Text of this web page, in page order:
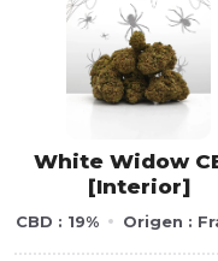
White Widow
[Interior]
CBD : 19% Origen :